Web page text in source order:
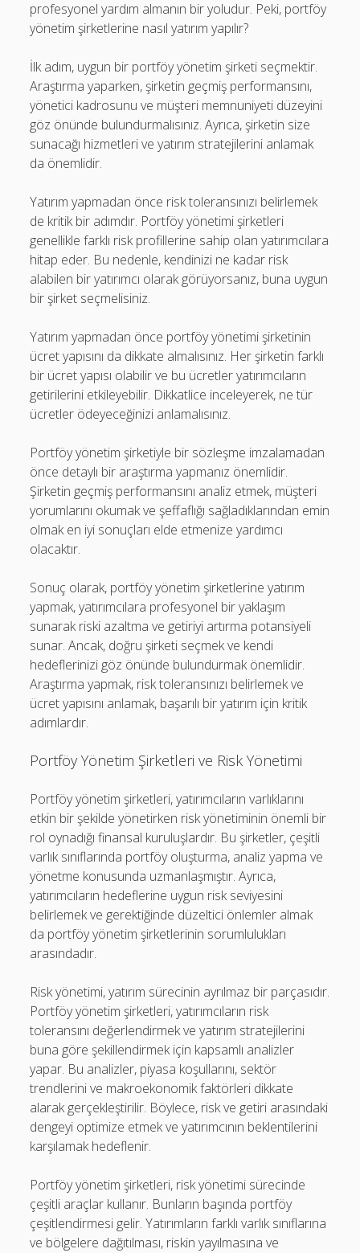
profesyonel yardım almanın bir yoludur. Peki, portföy
yönetim şirketlerine nasıl yatırım yapılır?
İlk adım, uygun bir portföy yönetim şirketi seçmektir.
Araştırma yaparken, şirketin geçmiş performansını,
yönetici kadrosunu ve müşteri memnuniyeti düzeyini
göz önünde bulundurmalısınız. Ayrıca, şirketin size
sunacağı hizmetleri ve yatırım stratejilerini anlamak
da önemlidir.
Yatırım yapmadan önce risk toleransınızı belirlemek
de kritik bir adımdır. Portföy yönetimi şirketleri
genellikle farklı risk profillerine sahip olan yatırımcılara
hitap eder. Bu nedenle, kendinizi ne kadar risk
alabilen bir yatırımcı olarak görüyorsanız, buna uygun
bir şirket seçmelisiniz.
Yatırım yapmadan önce portföy yönetimi şirketinin
ücret yapısını da dikkate almalısınız. Her şirketin farklı
bir ücret yapısı olabilir ve bu ücretler yatırımcıların
getirilerini etkileyebilir. Dikkatlice inceleyerek, ne tür
ücretler ödeyeceğinizi anlamalısınız.
Portföy yönetim şirketiyle bir sözleşme imzalamadan
önce detaylı bir araştırma yapmanız önemlidir.
Şirketin geçmiş performansını analiz etmek, müşteri
yorumlarını okumak ve şeffaflığı sağladıklarından emin
olmak en iyi sonuçları elde etmenize yardımcı
olacaktır.
Sonuç olarak, portföy yönetim şirketlerine yatırım
yapmak, yatırımcılara profesyonel bir yaklaşım
sunarak riski azaltma ve getiriyi artırma potansiyeli
sunar. Ancak, doğru şirketi seçmek ve kendi
hedeflerinizi göz önünde bulundurmak önemlidir.
Araştırma yapmak, risk toleransınızı belirlemek ve
ücret yapısını anlamak, başarılı bir yatırım için kritik
adımlardır.
Portföy Yönetim Şirketleri ve Risk Yönetimi
Portföy yönetim şirketleri, yatırımcıların varlıklarını
etkin bir şekilde yönetirken risk yönetiminin önemli bir
rol oynadığı finansal kuruluşlardır. Bu şirketler, çeşitli
varlık sınıflarında portföy oluşturma, analiz yapma ve
yönetme konusunda uzmanlaşmıştır. Ayrıca,
yatırımcıların hedeflerine uygun risk seviyesini
belirlemek ve gerektiğinde düzeltici önlemler almak
da portföy yönetim şirketlerinin sorumlulukları
arasındadır.
Risk yönetimi, yatırım sürecinin ayrılmaz bir parçasıdır.
Portföy yönetim şirketleri, yatırımcıların risk
toleransını değerlendirmek ve yatırım stratejilerini
buna göre şekillendirmek için kapsamlı analizler
yapar. Bu analizler, piyasa koşullarını, sektör
trendlerini ve makroekonomik faktörleri dikkate
alarak gerçekleştirilir. Böylece, risk ve getiri arasındaki
dengeyi optimize etmek ve yatırımcının beklentilerini
karşılamak hedeflenir.
Portföy yönetim şirketleri, risk yönetimi sürecinde
çeşitli araçlar kullanır. Bunların başında portföy
çeşitlendirmesi gelir. Yatırımların farklı varlık sınıflarına
ve bölgelere dağıtılması, riskin yayılmasına ve